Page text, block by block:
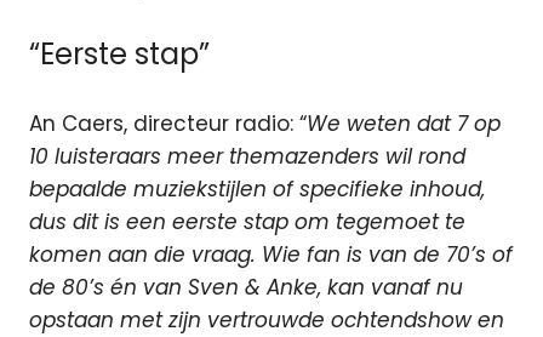
“Eerste stap”
An Caers, directeur radio: “We weten dat 7 op
10 luisteraars meer themazenders wil rond
bepaalde muziekstijlen of specifieke inhoud,
dus dit is een eerste stap om tegemoet te
komen aan die vraag. Wie fan is van de 70’s of
de 80’s én van Sven & Anke, kan vanaf nu
opstaan met zijn vertrouwde ochtendshow en